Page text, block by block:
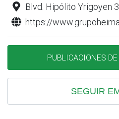
Blvd. Hipólito Yrigoyen
https://
PUBLICACIONES
SEGUIR